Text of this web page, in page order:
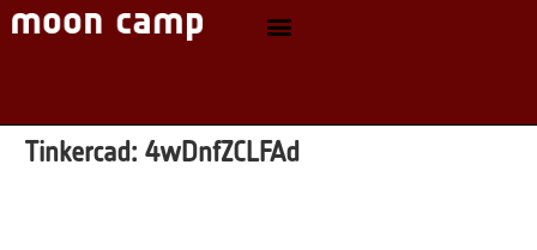
Tinkercad: 4wDnfZCLFAd